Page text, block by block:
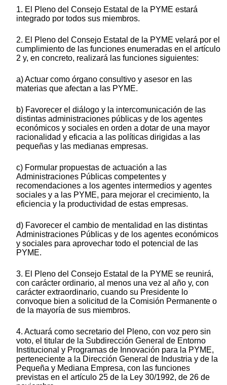
1. El Pleno del Consejo Estatal de la PYME estará
integrado por todos sus miembros.
2. El Pleno del Consejo Estatal de la PYME velará por el
cumplimiento de las funciones enumeradas en el artículo
2 y, en concreto, realizará las funciones siguientes:
a) Actuar como órgano consultivo y asesor en las
materias que afectan a las PYME.
b) Favorecer el diálogo y la intercomunicación de las
distintas administraciones públicas y de los agentes
económicos y sociales en orden a dotar de una mayor
racionalidad y eficacia a las políticas dirigidas a las
pequeñas y las medianas empresas.
c) Formular propuestas de actuación a las
Administraciones Públicas competentes y
recomendaciones a los agentes intermedios y agentes
sociales y a las PYME, para mejorar el crecimiento, la
eficiencia y la productividad de estas empresas.
d) Favorecer el cambio de mentalidad en las distintas
Administraciones Públicas y de los agentes económicos
y sociales para aprovechar todo el potencial de las
PYME.
3. El Pleno del Consejo Estatal de la PYME se reunirá,
con carácter ordinario, al menos una vez al año y, con
carácter extraordinario, cuando su Presidente lo
convoque bien a solicitud de la Comisión Permanente o
de la mayoría de sus miembros.
4. Actuará como secretario del Pleno, con voz pero sin
voto, el titular de la Subdirección General de Entorno
Institucional y Programas de Innovación para la PYME,
perteneciente a la Dirección General de Industria y de la
Pequeña y Mediana Empresa, con las funciones
previstas en el artículo 25 de la Ley 30/1992, de 26 de